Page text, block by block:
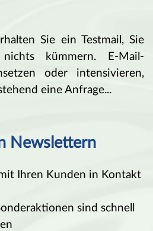
Sie ein Testmail, Sie
kümmern.
E-Mail-
oder intensivieren,
eine Anfrage...
Newslettern
Ihren Kunden in Kontakt
sind schnell